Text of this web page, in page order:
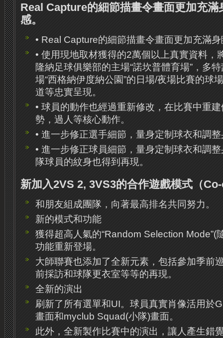
Real Capture的細節描畫令畫面更加充滿
感。
• Real Capture的細節描畫令畫面更加充滿
• 使用現地取材獲得的2萬個以上真實資料，
隆納足球俱樂部的主場“諾坎普體育場”，多
場“西格納伊度納公園”的日場/夜場比賽的球
道等忠實呈現。
• 球員的動作也經過重新修改，在比賽中重
勢，過人等核心動作。
• 進一步修正選手細節，量身定制球衣和調
• 進一步修正球員細節，量身定制球衣和調
隊球員的紋身也得到再現。
新加入2VS 2, 3VS3的合作遊戲模式（
和朋友組成團隊，向著最高排名共同努力。
新的模式和功能
獲得超高人氣的“Random Selection Mode”(
功能重新登場。
大師聯賽也添加了全新元素，包括參加季前
前採訪和球隊更衣室等等的再現。
全新的演出
刷新了所有選單和UI。球員真實肖像活用於
畫面和myclub Squad(小隊)畫面。
此外，全新製作比賽中的演出，讓人產生錯